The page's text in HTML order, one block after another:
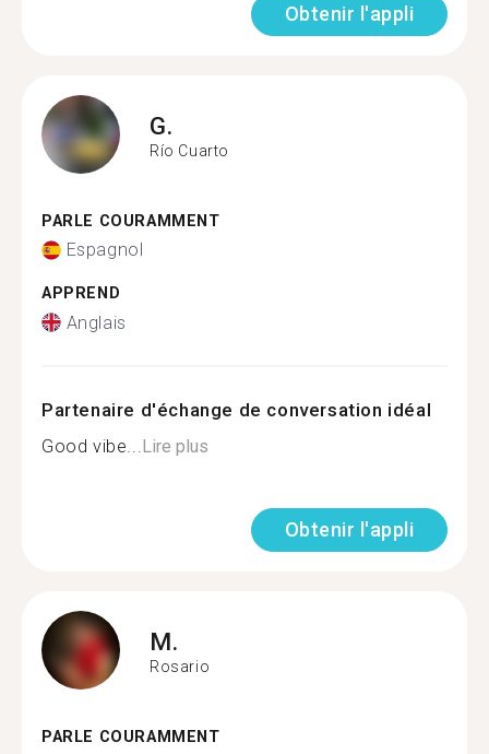
Obtenir l'appli
G.
Río Cuarto
PARLE COURAMMENT
Espagnol
APPREND
Anglais
Partenaire d'échange de conversation idéal
Good vibe... Lire plus
Obtenir l'appli
M.
Rosario
PARLE COURAMMENT